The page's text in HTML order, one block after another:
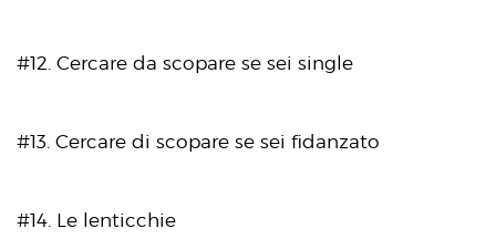
#12. Cercare da scopare se sei single
#13. Cercare di scopare se sei fidanzato
#14. Le lenticchie